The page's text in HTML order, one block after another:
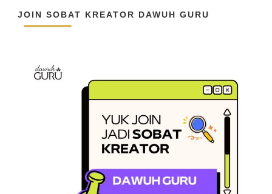
JOIN SOBAT KREATOR DAWUH GURU